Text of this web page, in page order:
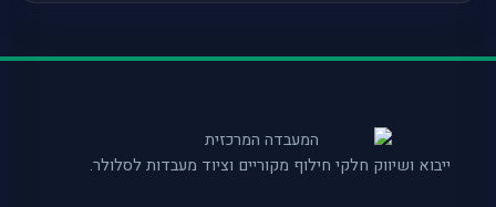
ייבוא ושיווק חלקי חילוף מקוריים וציוד מעבדות לסלולר.